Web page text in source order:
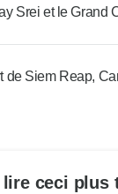
Srei et le Grand
de Siem Reap,
lire ceci plus